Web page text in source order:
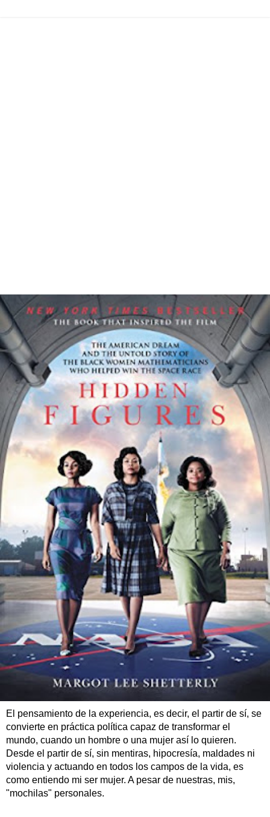
El pensamiento de la experiencia, es decir, el partir de sí, se
convierte en práctica política capaz de transformar el
mundo, cuando un hombre o una mujer así lo quieren.
Desde el partir de sí, sin mentiras, hipocresía, maldades ni
violencia y actuando en todos los campos de la vida, es
como entiendo mi ser mujer. A pesar de nuestras, mis,
"mochilas" personales.